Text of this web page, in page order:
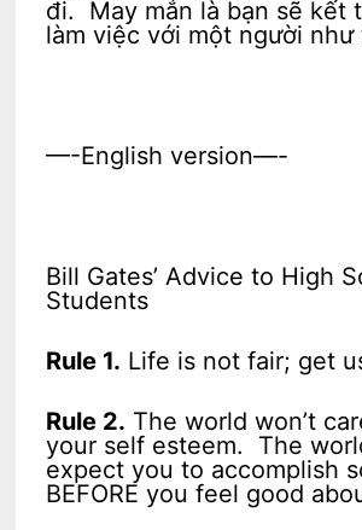
đi. May mắn là bạn sẽ kết
làm việc với một người như
—-English version—-
Bill Gates’ Advice to High
Students
Rule 1. Life is not fair; get
Rule 2. The world won’t
your self esteem. The
expect you to accomplish
BEFORE you feel good